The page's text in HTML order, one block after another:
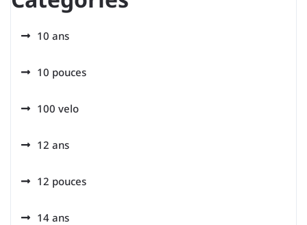
10 ans
10 pouces
100 velo
12 ans
12 pouces
14 ans